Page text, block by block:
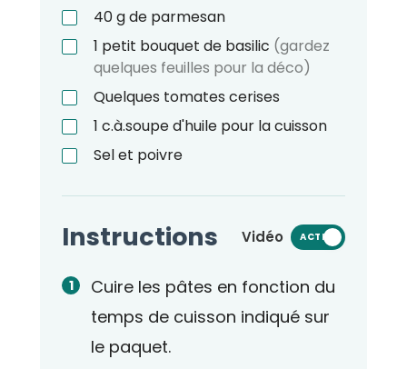
40gde parmesan
1 petit bouquet de basilic (gardez
quelques feuilles pour la déco)
Quelques tomates cerises
1 c.à.souped'huile pour la cuisson
Sel et poivre
Instructions Vidéo ACTIVÉ
Cuire les pâtes en fonction du
temps de cuisson indiqué sur
le paquet.